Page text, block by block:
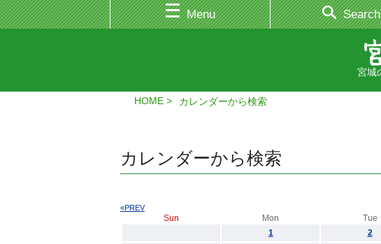
Menu Search
宮城
HOME カレンダーから検索
カレンダーから検索
«PREV
Sun Mon Tue
1
2